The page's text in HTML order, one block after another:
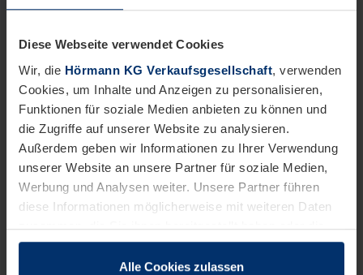
Diese Webseite verwendet Cookies
Wir, die Hörmann KG Verkaufsgesellschaft, verwenden
Cookies, um Inhalte und Anzeigen zu personalisieren,
Funktionen für soziale Medien anbieten zu können und
die Zugriffe auf unserer Website zu analysieren.
Außerdem geben wir Informationen zu Ihrer Verwendung
unserer Website an unsere Partner für soziale Medien,
Werbung und Analysen weiter. Unsere Partner führen
diese Informationen möglicherweise mit weiteren Daten
zusammen, die Sie ihnen bereitgestellt haben oder die
sie im Rahmen Ihrer Nutzung der Dienste gesammelt
Alle Cookies zulassen